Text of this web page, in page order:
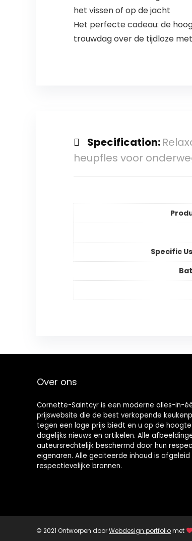
het vissen of op de jacht
Het perfecte cadeau: de
trouwdag over de tijdloze
Specification:
heupfles voor
Specific
Over ons
Cornette-Saintcyr is een moderne alles-in-
prijswebsite die de best verkopende
tegen een lage prijs biedt en u op de
dagelijks nieuws en artikelen. Alle
auteursrechtelijk beschermd door hun
eigenaren. Alle geciteerde inhoud is afgeleid
respectievelijke bronnen.
© 2021 Ontworpen doorWebdesign portfoliomet